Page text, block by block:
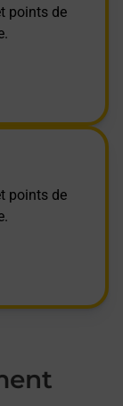
points de
points de